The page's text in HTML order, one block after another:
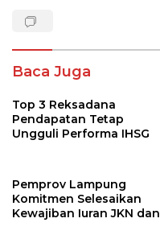
Baca Juga
Top 3 Reksadana
Pendapatan Tetap
Ungguli Performa IHSG
Pemprov Lampung
Komitmen Selesaikan
Kewajiban Iuran JKN dan